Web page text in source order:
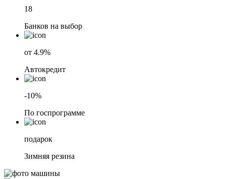
18
Банков на выбор
от 4.9%
Автокредит
-10%
По госпрограмме
подарок
Зимняя резина